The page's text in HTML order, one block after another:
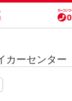
カーセンター